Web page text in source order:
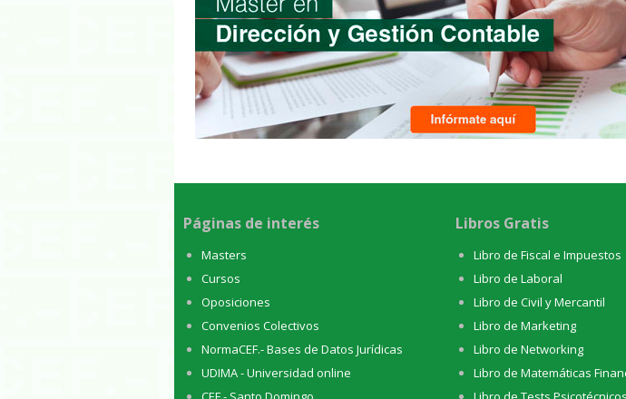
Páginas de interés
Masters
Cursos
Oposiciones
Convenios Colectivos
NormaCEF.- Bases de Datos Jurídicas
UDIMA - Universidad online
Libros Gratis
Libro de Fiscal e Impuestos
Libro de Laboral
Libro de Civil y Mercantil
Libro de Marketing
Libro de Networking
Libro de Matemáticas